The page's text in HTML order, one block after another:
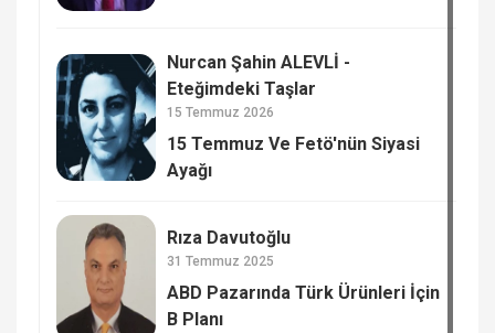
Nurcan Şahin ALEVLİ -
Eteğimdeki Taşlar
15 Temmuz 2026
15 Temmuz Ve Fetö'nün Siyasi
Ayağı
Rıza Davutoğlu
31 Temmuz 2025
ABD Pazarında Türk Ürünleri İçin
B Planı